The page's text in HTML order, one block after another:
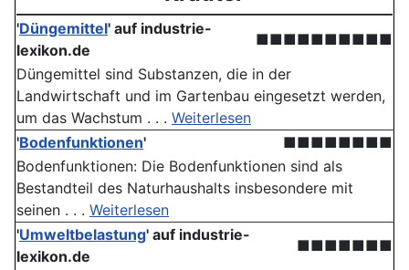
'Düngemittel' auf industrie-
lexikon.de
■■■■■■■■■■
Düngemittel sind Substanzen, die in der
Landwirtschaft und im Gartenbau eingesetzt werden,
um das Wachstum . . . Weiterlesen
'Bodenfunktionen'
■■■■■■■■
Bodenfunktionen: Die Boden­funktionen sind als
Bestandteil des Naturhaushalts insbesondere mit
seinen . . . Weiterlesen
'Umweltbelastung' auf industrie-
lexikon.de
■■■■■■■